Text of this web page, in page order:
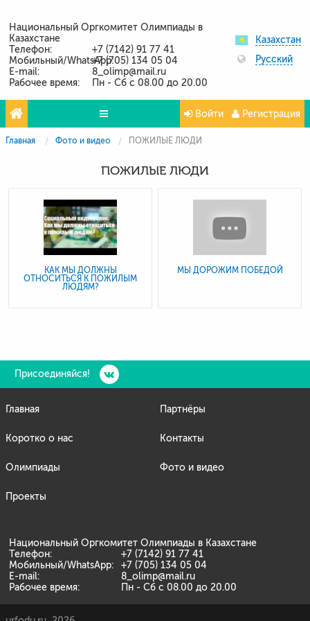
Национальный Оргкомитет Олимпиады в
Казахстане
Телефон:
+7 (7142) 91 77 41
Мобильный/WhatsApp:+7 (705) 134 05 04
E-mail:
8_olimp@mail.ru
Рабочее время:
Пн - Сб с 08.00 до 20.00
Казахстан
Русский
Олимпиады
Партнёры
Контакты
Фото и видео
Войти Регистрация
Главная Фото и видео ПОЖИЛЫЕ ЛЮДИ
ПОЖИЛЫЕ ЛЮДИ
КАК МЫ ДОЛЖНЫ
ОТНОСИТЬСЯ К ПОЖИЛЫМ
ЛЮДЯМ?
МЫ ДОРОЖИМ ПОБЕДОЙ
Присоединяйся!
Главная
Коротко о нас
Олимпиады
Проекты
Партнёры
Контакты
Фото и видео
Национальный Оргкомитет Олимпиады в Казахстане
Телефон:
+7 (7142) 91 77 41
Мобильный/WhatsApp:
+7 (705) 134 05 04
E-mail:
8_olimp@mail.ru
Рабочее время:
Пн - Сб с 08.00 до 20.00